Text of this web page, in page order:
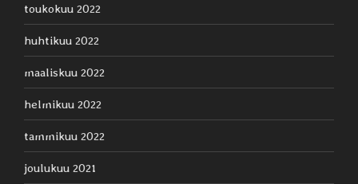
toukokuu 2022
huhtikuu 2022
maaliskuu 2022
helmikuu 2022
tammikuu 2022
joulukuu 2021